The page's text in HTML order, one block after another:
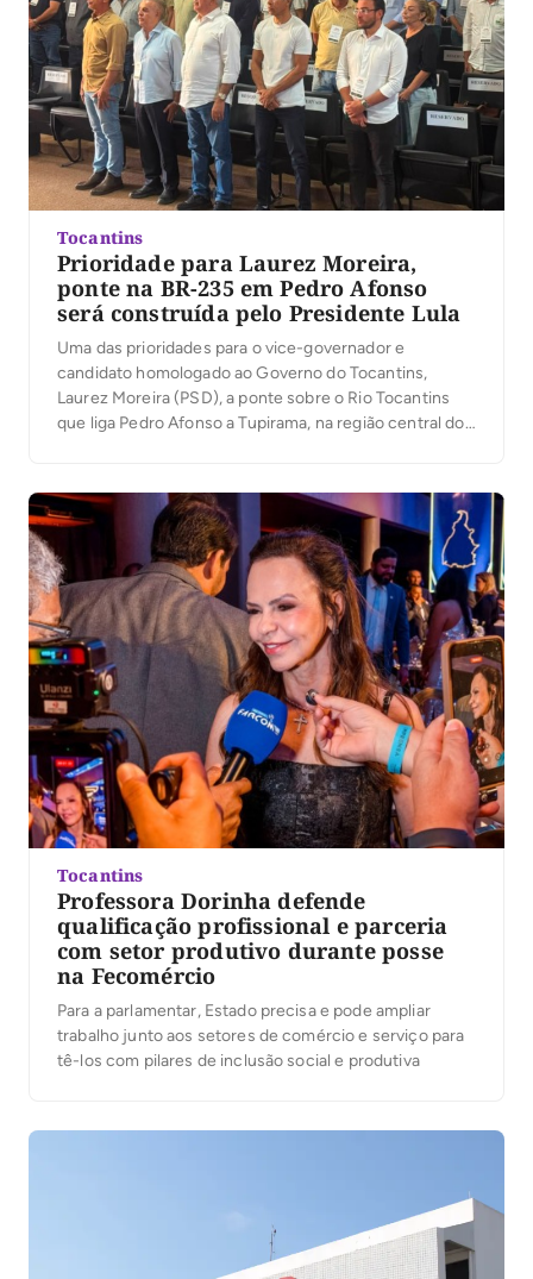
Tocantins
Prioridade para Laurez Moreira,
ponte na BR-235 em Pedro Afonso
será construída pelo Presidente Lula
Uma das prioridades para o vice-governador e
candidato homologado ao Governo do Tocantins,
Laurez Moreira (PSD), a ponte sobre o Rio Tocantins
que liga Pedro Afonso a Tupirama, na região central do
importância da construção da ponte […]
Tocantins
Professora Dorinha defende
qualificação profissional e parceria
com setor produtivo durante posse
na Fecomércio
Para a parlamentar, Estado precisa e pode ampliar
trabalho junto aos setores de comércio e serviço para
tê-los com pilares de inclusão social e produtiva